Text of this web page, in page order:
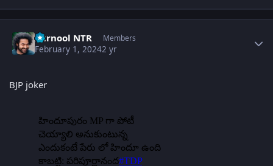
kurnool NTR Members
February 1, 20242 yr
BJP joker